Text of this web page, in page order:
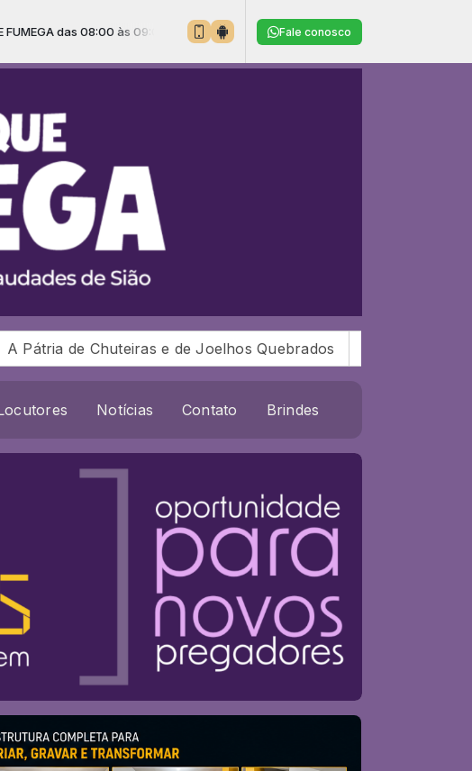
às 09:00 -Tocando agora: Graças te damos - Ministério Koynonia
Fale conosco
e de Joelhos Quebrados Pastor Eude e Irmã Geci
Notícias Contato Brindes